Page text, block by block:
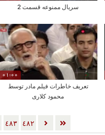
سریال ممنوعه قسمت 2
01:00
تعریف خاطرات فیلم مادر توسط
محمود کلاری
٤٨٢ ٤٨٣